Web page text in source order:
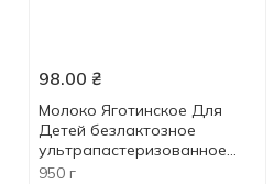
98.00 ₴
Молоко Яготинское Для
Детей безлактозное
ультрапастеризованное
3,2% 950г
950 г